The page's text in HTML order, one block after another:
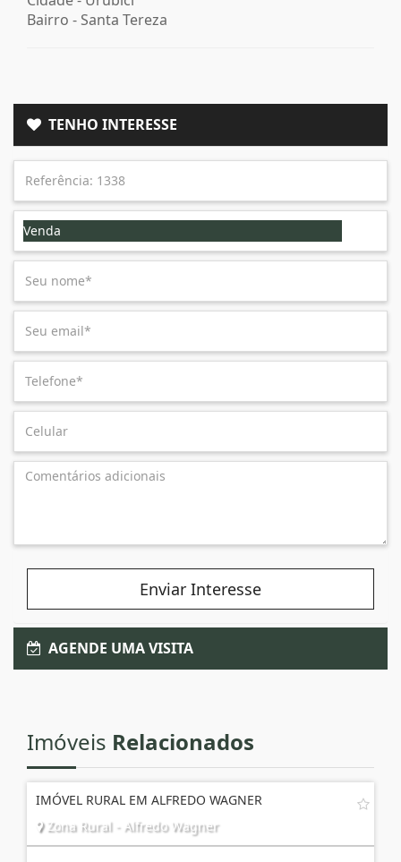
Bairro - Santa Tereza
TENHO INTERESSE
Venda
Enviar Interesse
AGENDE UMA VISITA
Imóveis Relacionados
IMÓVEL RURAL EM ALFREDO WAGNER
Zona Rural - Alfredo Wagner